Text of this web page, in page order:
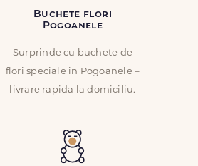
Buchete flori
Pogoanele
Surprinde cu buchete de
flori speciale in Pogoanele –
livrare rapida la domiciliu.